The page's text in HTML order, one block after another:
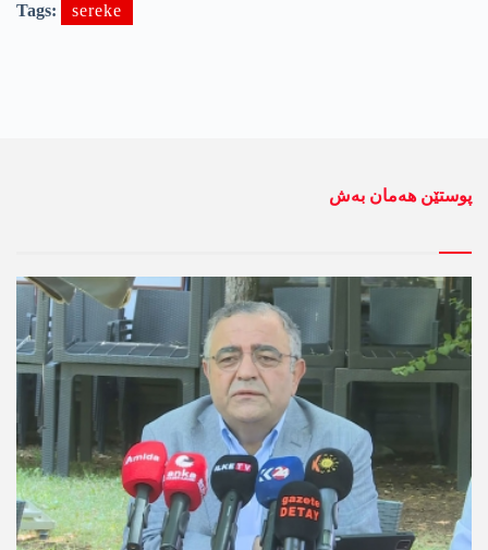
Tags: sereke
پوستێن ھەمان بەش